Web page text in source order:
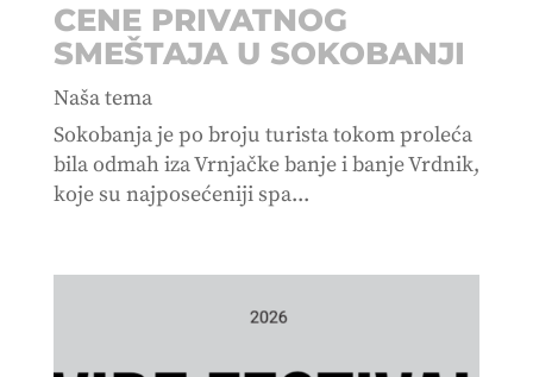
CENE PRIVATNOG
SMEŠTAJA U SOKOBANJI
Naša tema
Sokobanja je po broju turista tokom proleća
bila odmah iza Vrnjačke banje i banje Vrdnik,
koje su najposećeniji spa...